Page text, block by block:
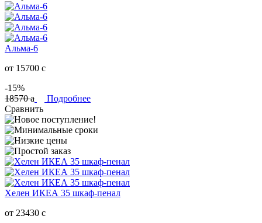
Альма-6
от 15700 c
-15%
18570a
Подробнее
Сравнить
Хелен ИКЕА 35 шкаф-пенал
от 23430 c